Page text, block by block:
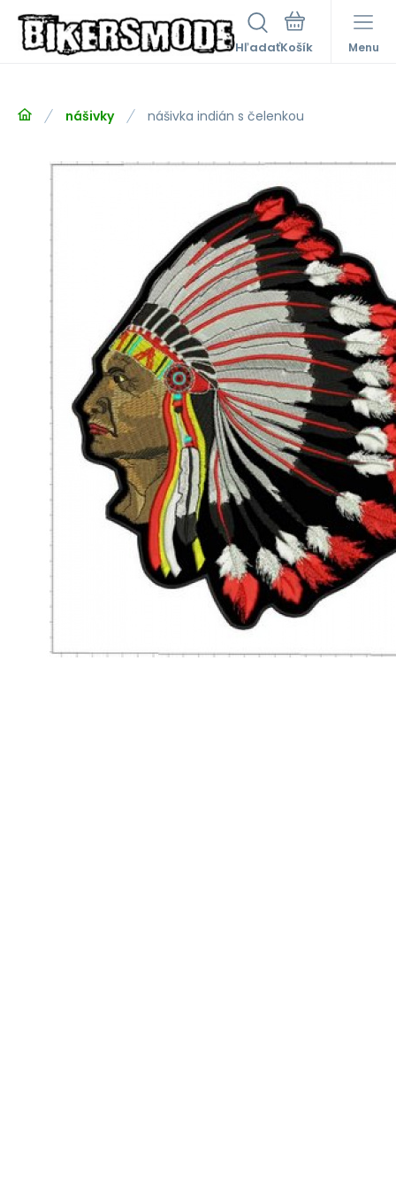
Hľadať Menu
nášivky nášivka indián s čelenkou